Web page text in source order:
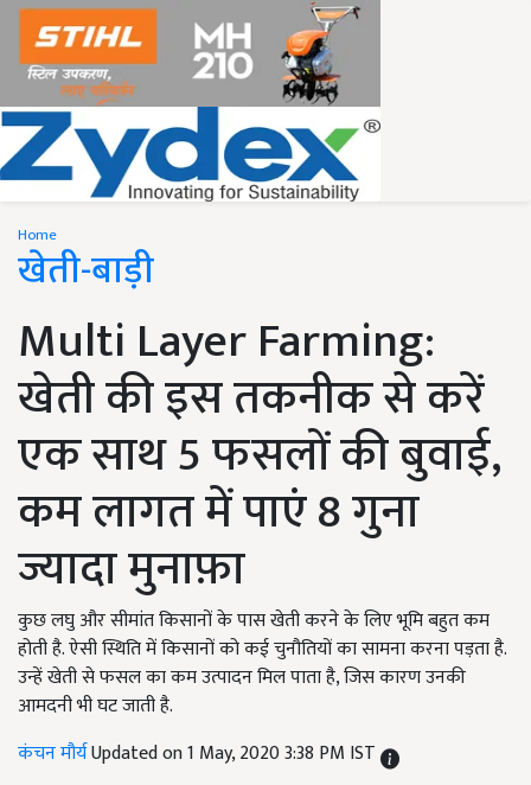
Home
खेती-बाड़ी
Multi Layer Farming:
खेती की इस तकनीक से करें
एक साथ 5 फसलों की बुवाई,
कम लागत में पाएं 8 गुना
ज्यादा मुनाफ़ा
कुछ लघु और सीमांत किसानों के पास खेती करने के लिए भूमि बहुत कम
होती है. ऐसी स्थिति में किसानों को कई चुनौतियों का सामना करना पड़ता है.
उन्हें खेती से फसल का कम उत्पादन मिल पाता है, जिस कारण उनकी
आमदनी भी घट जाती है.
कंचन मौर्यUpdated on 1 May, 2020 3:38 PM IST